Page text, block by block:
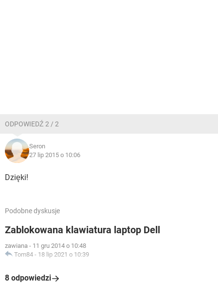
ODPOWIEDŹ 2 / 2
Seron
27 lip 2015 o 10:06
Dzięki!
Podobne dyskusje
Zablokowana klawiatura laptop Dell
zawiana - 11 gru 2014 o 10:48
Tom84 - 18 lip 2021 o 10:39
8 odpowiedzi